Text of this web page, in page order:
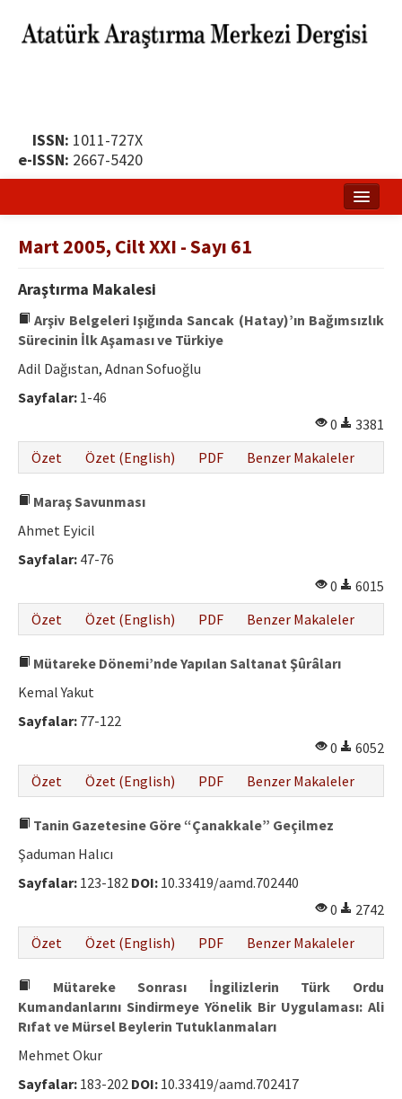
ISSN: 1011-727X
e-ISSN: 2667-5420
Yayın Politikası
Dergi Kurulları
Yayın İlkeleri
Etik İlkeler
Yazar Rehberi
Hakem Rehberi
İletişim
Mart 2005, Cilt XXI - Sayı 61
Araştırma Makalesi
Arşiv Belgeleri Işığında Sancak (Hatay)’ın Bağımsızlık
Sürecinin İlk Aşaması ve Türkiye
Adil Dağıstan, Adnan Sofuoğlu
Sayfalar: 1-46
0
3381
Özet
Özet (English) PDF Benzer Makaleler
Maraş Savunması
Ahmet Eyicil
Sayfalar: 47-76
0
6015
Özet
Özet (English) PDF Benzer Makaleler
Mütareke Dönemi’nde Yapılan Saltanat Şûrâları
Kemal Yakut
Sayfalar: 77-122
0
6052
Özet
Özet (English) PDF Benzer Makaleler
Tanin Gazetesine Göre “Çanakkale” Geçilmez
Şaduman Halıcı
Sayfalar: 123-182 DOI: 10.33419/aamd.702440
0
2742
Özet
Özet (English) PDF Benzer Makaleler
Mütareke Sonrası İngilizlerin Türk Ordu
Kumandanlarını Sindirmeye Yönelik Bir Uygulaması: Ali
Rıfat ve Mürsel Beylerin Tutuklanmaları
Mehmet Okur
Sayfalar: 183-202 DOI: 10.33419/aamd.702417